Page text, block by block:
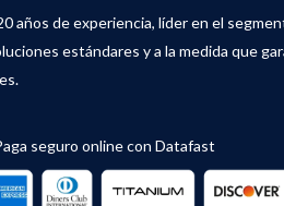
años de experiencia, líder en el
estándares y a la medida que
seguro online con Datafast